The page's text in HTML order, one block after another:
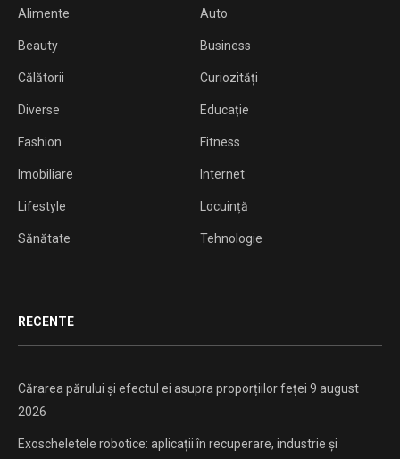
Alimente Auto
Beauty Business
Călătorii Curiozități
Diverse Educație
Fashion Fitness
Imobiliare Internet
Lifestyle Locuință
Sănătate Tehnologie
RECENTE
Cărarea părului și efectul ei asupra proporțiilor feței 9 august
2026
Exoscheletele robotice: aplicații în recuperare, industrie și